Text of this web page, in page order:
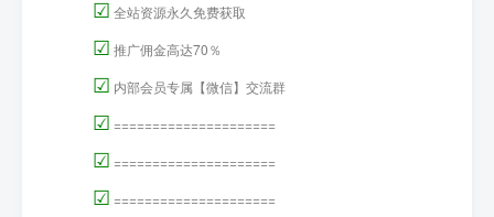
☑ 全站资源永久免费获取
☑ 推广佣金高达70％
☑ 内部会员专属【微信】交流群
☑ =====================
☑ =====================
☑ =====================